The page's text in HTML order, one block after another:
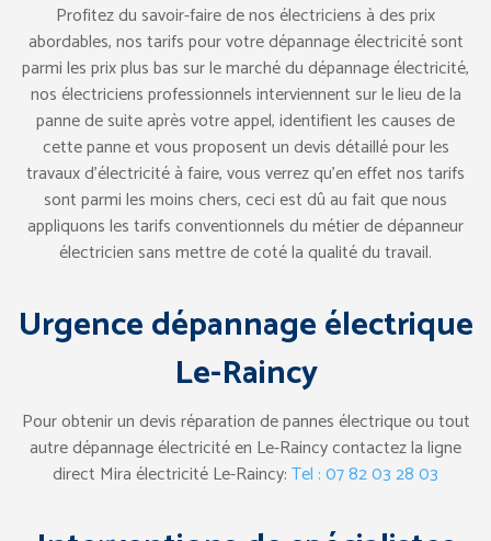
Profitez du savoir-faire de nos électriciens à des prix
abordables, nos tarifs pour votre dépannage électricité sont
parmi les prix plus bas sur le marché du dépannage électricité,
nos électriciens professionnels interviennent sur le lieu de la
panne de suite après votre appel, identifient les causes de
cette panne et vous proposent un devis détaillé pour les
travaux d’électricité à faire, vous verrez qu’en effet nos tarifs
sont parmi les moins chers, ceci est dû au fait que nous
appliquons les tarifs conventionnels du métier de dépanneur
électricien sans mettre de coté la qualité du travail.
Urgence dépannage électrique
Le-Raincy
Pour obtenir un devis réparation de pannes électrique ou tout
autre dépannage électricité en Le-Raincy contactez la ligne
direct Mira électricité Le-Raincy:Tel : 07 82 03 28 03